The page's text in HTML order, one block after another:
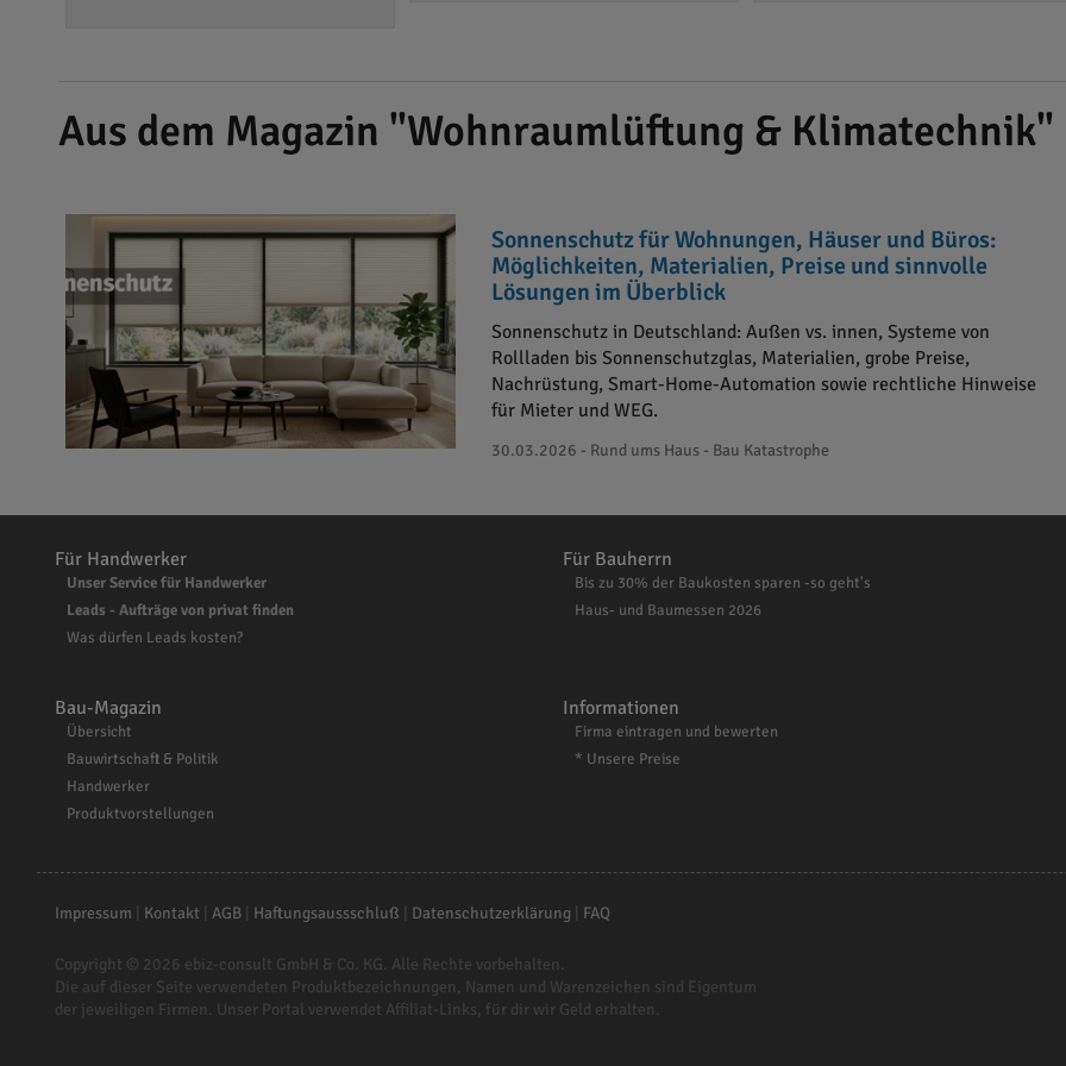
Aus dem Magazin "Wohnraumlüftung & Klimatechnik"
Sonnenschutz für Wohnungen, Häuser und Büros:
Möglichkeiten, Materialien, Preise und sinnvolle
Lösungen im Überblick
Sonnenschutz in Deutschland: Außen vs. innen, Systeme von
Rollladen bis Sonnenschutzglas, Materialien, grobe Preise,
Nachrüstung, Smart-Home-Automation sowie rechtliche Hinweise
für Mieter und WEG.
30.03.2026 - Rund ums Haus - Bau Katastrophe
Für Handwerker
Unser Service für Handwerker
Leads - Aufträge von privat finden
Was dürfen Leads kosten?
Für Bauherrn
Bis zu 30% der Baukosten sparen -so geht's
Haus- und Baumessen 2026
Bau-Magazin
Übersicht
Bauwirtschaft & Politik
Handwerker
Produktvorstellungen
Informationen
Firma eintragen und bewerten
* Unsere Preise
Impressum Kontakt| AGB| Haftungsaussschluß Datenschutzerklärung| FAQ
Copyright © 2026 ebiz-consult GmbH & Co. KG. Alle Rechte vorbehalten.
Die auf dieser Seite verwendeten Produktbezeichnungen, Namen und Warenzeichen sind Eigentum
der jeweiligen Firmen. Unser Portal verwendet Affiliat-Links, für dir wir Geld erhalten.